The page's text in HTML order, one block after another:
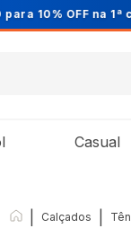
10% OFF na 1ª
Casual
Calçados